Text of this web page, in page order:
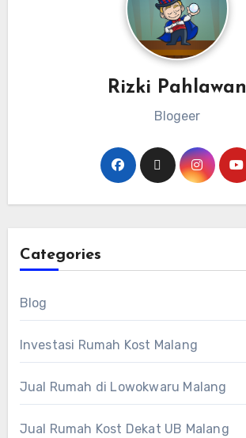
Rizki Pahlawan
Blogeer
Categories
Blog
Investasi Rumah Kost Malang
Jual Rumah di Lowokwaru Malang
Jual Rumah Kost Dekat UB Malang